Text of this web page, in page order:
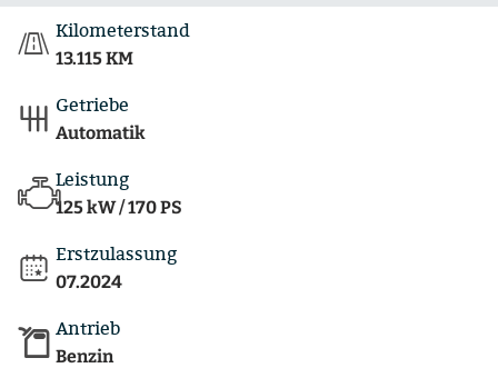
Kilometerstand
13.115 KM
Getriebe
Automatik
Leistung
125 kW / 170 PS
Erstzulassung
07.2024
Antrieb
Benzin